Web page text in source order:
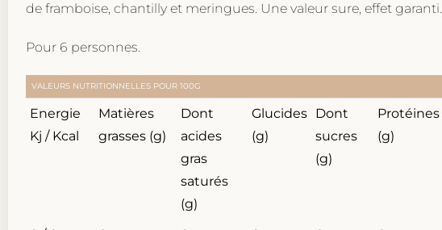
de framboise, chantilly et meringues. Une valeur sure, effet garanti.
Pour 6 personnes.
VALEURS NUTRITIONNELLES POUR 100G
Energie
Kj / Kcal
Matières
grasses (g)
Dont
acides
gras
saturés
(g)
Glucides
(g)
Dont
sucres
(g)
Protéines
(g)